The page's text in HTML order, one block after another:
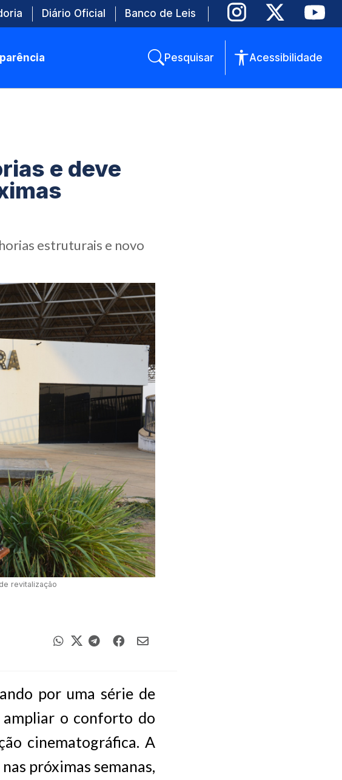
Diário Oficial Banco de Leis
Pesquisar Acessibilidade
e deve
estruturais e novo
revitalização
por uma série de
o conforto do
cinematográfica. A
próximas semanas,